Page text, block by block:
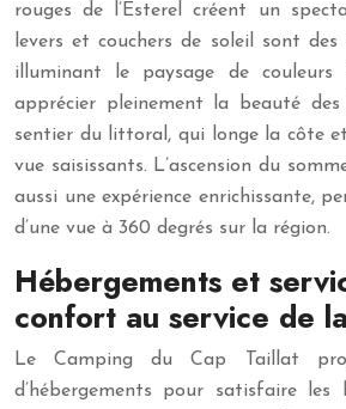
rouges de l’Esterel créent un
levers et couchers de soleil sont des
illuminant le paysage de couleurs
apprécier pleinement la beauté
sentier du littoral, qui longe la côte
vue saisissants. L’ascension du
aussi une expérience enrichissante,
d’une vue à 360 degrés sur la région.
Hébergements et
confort au service de
Le Camping du Cap Taillat
d’hébergements pour satisfaire les